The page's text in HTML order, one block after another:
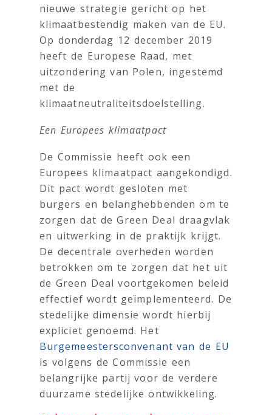
nieuwe strategie gericht op het
klimaatbestendig maken van de EU.
Op donderdag 12 december 2019
heeft de Europese Raad, met
uitzondering van Polen, ingestemd
met de
klimaatneutraliteitsdoelstelling.
Een Europees klimaatpact
De Commissie heeft ook een
Europees klimaatpact aangekondigd.
Dit pact wordt gesloten met
burgers en belanghebbenden om te
zorgen dat de Green Deal draagvlak
en uitwerking in de praktijk krijgt.
De decentrale overheden worden
betrokken om te zorgen dat het uit
de Green Deal voortgekomen beleid
effectief wordt geïmplementeerd. De
stedelijke dimensie wordt hierbij
expliciet genoemd. Het
Burgemeestersconvenant van de EU
is volgens de Commissie een
belangrijke partij voor de verdere
duurzame stedelijke ontwikkeling.